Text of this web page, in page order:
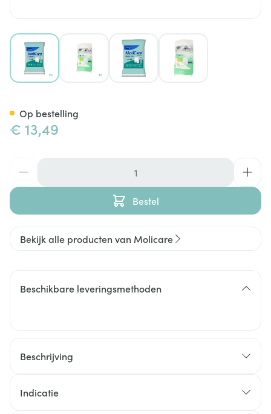
View larger imageView larger imageView larger imageView larger image
€ 13,49
Bestel
Op bestelling
Bekijk alle producten van Molicare
Beschikbare leveringsmethoden
Beschrijving
Indicatie